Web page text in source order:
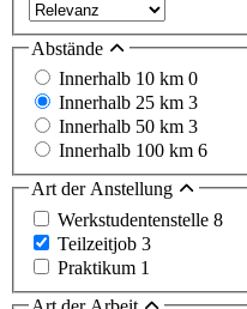
Abstände
Innerhalb 10 km 0
Innerhalb 25 km 3
Innerhalb 50 km 3
Innerhalb 100 km 6
Art der Anstellung
Werkstudentenstelle 8
Teilzeitjob 3
Praktikum 1